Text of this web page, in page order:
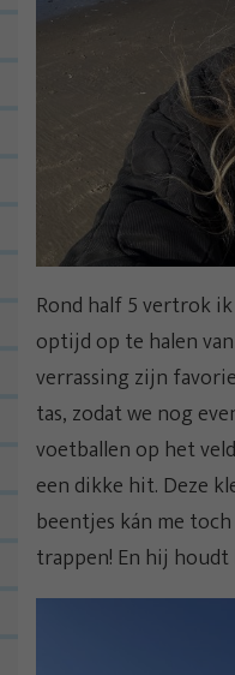
Rond half 5 vertrok
optijd op te halen
verrassing zijn
tas, zodat we nog
voetballen op het
een dikke hit. Deze
beentjes kán me
trappen! En hij